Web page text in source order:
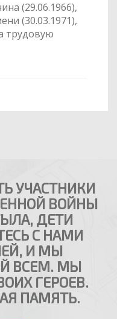
(29.06.1966),
(30.03.1971),
трудовую
УЧАСТНИКИ
ВОЙНЫ
ДЕТИ
С НАМИ
И МЫ
ВСЕМ. МЫ
ГЕРОЕВ.
ПАМЯТЬ.